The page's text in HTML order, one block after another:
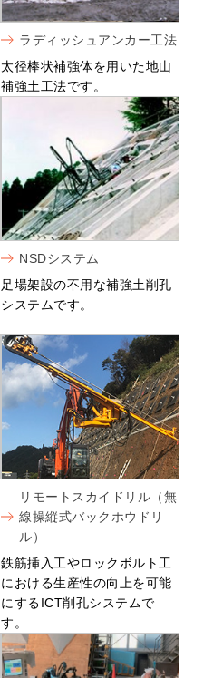
ラディッシュアンカー工法
太径棒状補強体を用いた地山
補強土工法です。
NSDシステム
足場架設の不用な補強土削孔
システムです。
リモートスカイドリル（無
線操縦式バックホウドリ
ル）
鉄筋挿入工やロックボルト工
における生産性の向上を可能
にするICT削孔システムで
す。